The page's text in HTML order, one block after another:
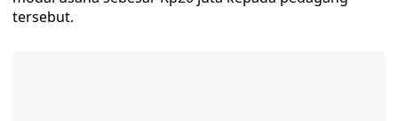
tersebut.